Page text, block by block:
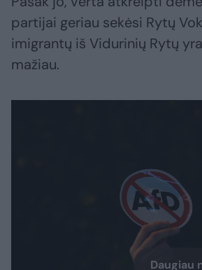
partijai geriau sekėsi Rytų
imigrantų iš Vidurinių Rytų
mažiau.
Daugiau